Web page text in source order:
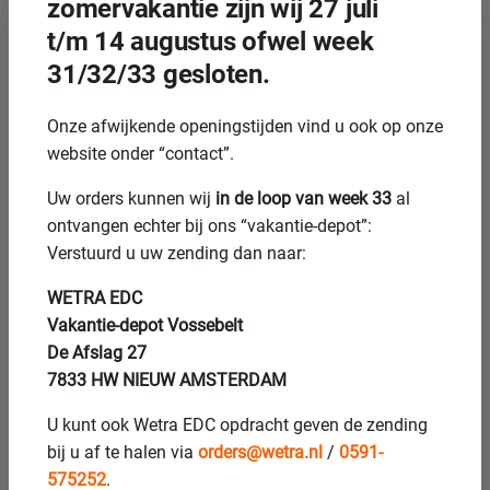
geometrie en oppervlaktestructuur.
CNC-rondslijpenbewerkt het gereedschap het oppervlak
met een roterende beweging in één richting. Bij honen
karakteristieke kruisstreepstructuur oplevert. Die structuur
is functioneel, niet slechts esthetisch: ze zorgt voor betere
onderdeel.
Slijpen wordt ingezet voor de grove en middenfase van
slijpen niet kan bereiken: de combinatie van extreme
rondheid, cilindriciteit en een specifieke oppervlaktetextuur.
De twee technieken vullen elkaar aan en worden in de
praktijk vaak in deze volgorde toegepast.
Voor welke materialen en
toepassingen is honen
zomervakantie zijn wij 27 juli
t/m 14 augustus ofwel week
31/32/33 gesloten.
Onze afwijkende openingstijden vind u ook op onze
website onder “contact”.
Uw orders kunnen wij in de loop van week 33 al
ontvangen echter bij ons “vakantie-depot”:
Verstuurd u uw zending dan naar:
WETRA EDC
Vakantie-depot Vossebelt
De Afslag 27
7833 HW NIEUW AMSTERDAM
U kunt ook Wetra EDC opdracht geven de zending
bij u af te halen via orders@wetra.nl / 0591-
575252.